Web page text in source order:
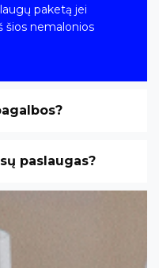
paketą jei
šios nemalonios
paslaugas?